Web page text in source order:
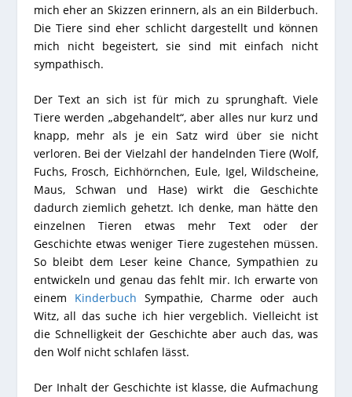
mich eher an Skizzen erinnern, als an ein Bilderbuch.
Die Tiere sind eher schlicht dargestellt und können
mich nicht begeistert, sie sind mit einfach nicht
sympathisch.
Der Text an sich ist für mich zu sprunghaft. Viele
Tiere werden „abgehandelt“, aber alles nur kurz und
knapp, mehr als je ein Satz wird über sie nicht
verloren. Bei der Vielzahl der handelnden Tiere (Wolf,
Fuchs, Frosch, Eichhörnchen, Eule, Igel, Wildscheine,
Maus, Schwan und Hase) wirkt die Geschichte
dadurch ziemlich gehetzt. Ich denke, man hätte den
einzelnen Tieren etwas mehr Text oder der
Geschichte etwas weniger Tiere zugestehen müssen.
So bleibt dem Leser keine Chance, Sympathien zu
entwickeln und genau das fehlt mir. Ich erwarte von
einem Kinderbuch Sympathie, Charme oder auch
Witz, all das suche ich hier vergeblich. Vielleicht ist
die Schnelligkeit der Geschichte aber auch das, was
den Wolf nicht schlafen lässt.
Der Inhalt der Geschichte ist klasse, die Aufmachung